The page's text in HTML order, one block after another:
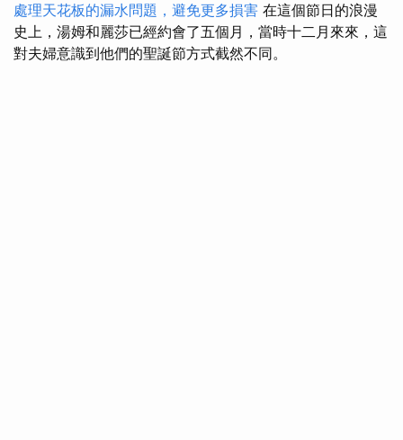
處理天花板的漏水問題，避免更多損害 在這個節日的浪漫
史上，湯姆和麗莎已經約會了五個月，當時十二月來來，這
對夫婦意識到他們的聖誕節方式截然不同。